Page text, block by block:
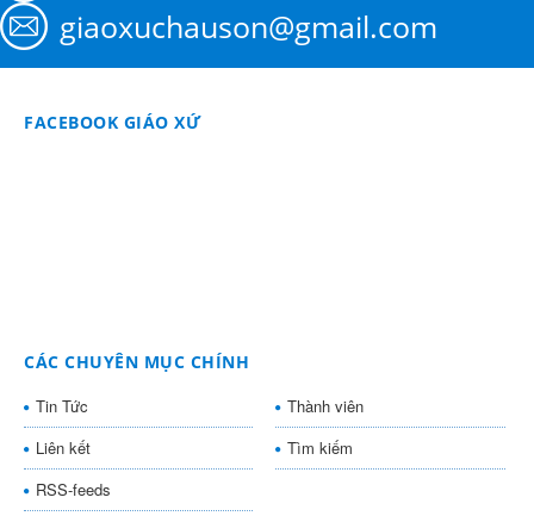
giaoxuchauson@gmail.com
FACEBOOK GIÁO XỨ
CÁC CHUYÊN MỤC CHÍNH
Tin Tức
Thành viên
Liên kết
Tìm kiếm
RSS-feeds